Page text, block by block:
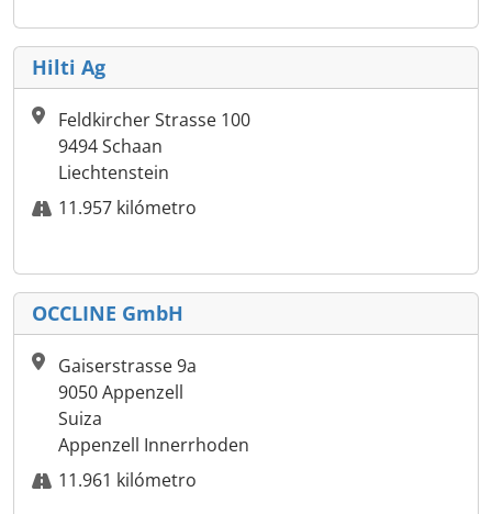
Hilti Ag
Feldkircher Strasse 100
9494 Schaan
Liechtenstein
11.957 kilómetro
OCCLINE GmbH
Gaiserstrasse 9a
9050 Appenzell
Suiza
Appenzell Innerrhoden
11.961 kilómetro